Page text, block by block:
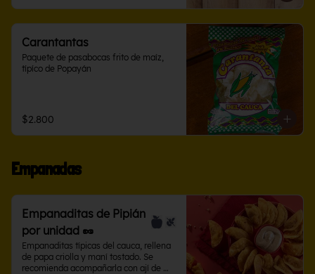
Carantantas
Paquete de pasabocas frito de maíz,
típíco de Popayán
$2.800
Empanadas
Empanaditas de Pipián
por unidad 🥜
Empanaditas típicas del cauca, rellena
de papa criolla y maní tostado. Se
recomienda acompañarla con ají de